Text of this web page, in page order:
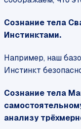
Сознание тела
Инстинктами.
Например, наш
Инстинкт
Сознание тела
анализу